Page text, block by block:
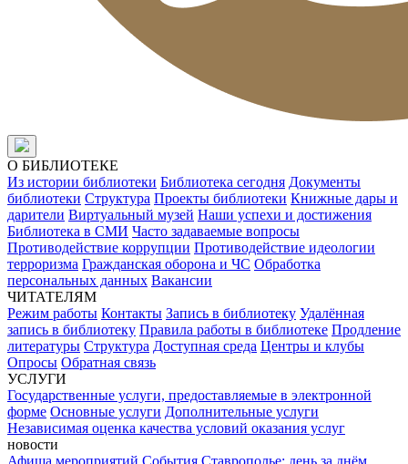
О БИБЛИОТЕКЕ
Из истории библиотеки Библиотека сегодня Документы
библиотеки Структура Проекты библиотеки Книжные дары и
дарители Виртуальный музей Наши успехи и достижения
Библиотека в СМИ Часто задаваемые вопросы
Противодействие коррупции Противодействие идеологии
терроризма Гражданская оборона и ЧС Обработка
персональных данных Вакансии
ЧИТАТЕЛЯМ
Режим работы Контакты Запись в библиотеку Удалённая
запись в библиотеку Правила работы в библиотеке Продление
литературы Структура Доступная среда Центры и клубы
Опросы Обратная связь
УСЛУГИ
Государственные услуги, предоставляемые в электронной
форме Основные услуги Дополнительные услуги
Независимая оценка качества условий оказания услуг
новости
Афиша мероприятий События Ставрополье: день за днём